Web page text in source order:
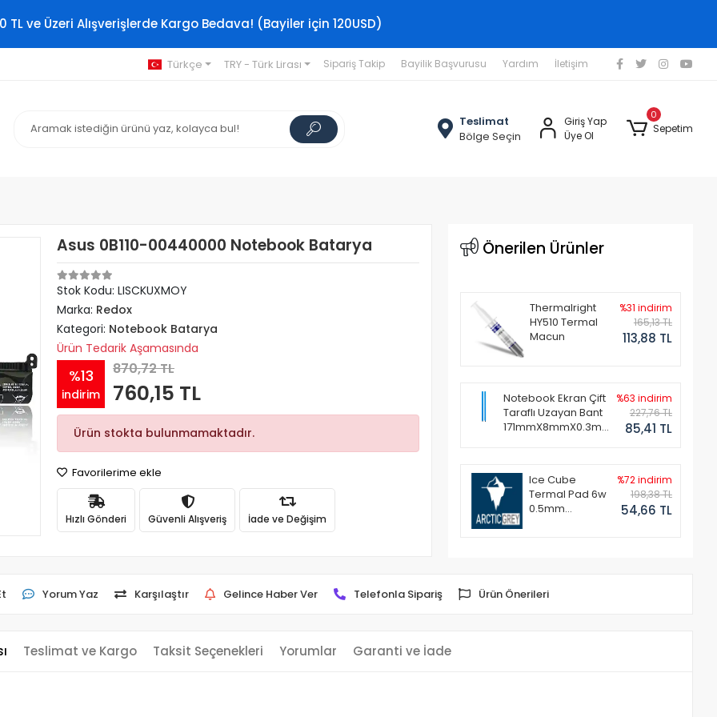
TL ve Üzeri Alışverişlerde Kargo Bedava! (Bayiler için 120USD)
Türkçe TRY - Türk Lirası Sipariş Takip Bayilik Başvurusu Yardım İletişim
Teslimat
Bölge Seçin
Giriş Yap
Üye Ol
0
Sepetim
Asus 0B110-00440000 Notebook Batarya
Stok Kodu: LISCKUXMOY
Marka: Redox
Kategori: Notebook Batarya
Ürün Tedarik Aşamasında
%13
indirim
870,72 TL
760,15 TL
Ürün stokta bulunmamaktadır.
Favorilerime ekle
Hızlı Gönderi Güvenli Alışveriş İade ve Değişim
Önerilen Ürünler
Thermalright
HY510 Termal
Macun
%31 indirim
165,13 TL
113,88 TL
Notebook Ekran Çift
Taraflı Uzayan Bant
171mmX8mmX0.3mm
%63 indirim
227,76 TL
85,41 TL
Ice Cube
Termal Pad 6w
0.5mm
%72 indirim
198,38 TL
54,66 TL
Yorum Yaz Karşılaştır Gelince Haber Ver Telefonla Sipariş Ürün Önerileri
Teslimat ve Kargo Taksit Seçenekleri Yorumlar Garanti ve İade